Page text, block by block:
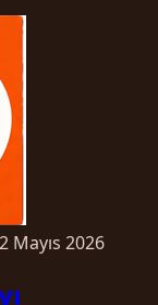
Mayıs 2026